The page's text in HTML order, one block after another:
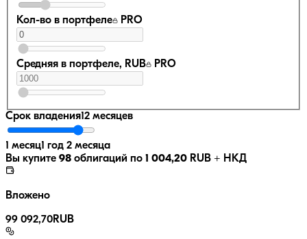
Кол-во в портфеле PRO
Средняя в портфеле, RUB PRO
Срок владения12 месяцев
1 месяц1 год 2 месяца
Вы купите 98 облигаций по 1 004,20 RUB + НКД
Вложено
99 092,70RUB